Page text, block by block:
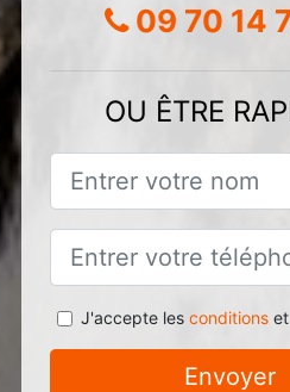
09 70 14
OU ÊTRE
J'accepte les conditionset
Envoyer